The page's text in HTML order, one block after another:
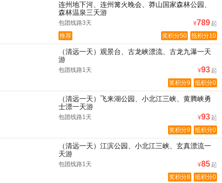
连州地下河、连州篝火晚会、莽山国家森林公园、
森林温泉三天游
包团线路3天 ¥789 起
抵积分10
奖积分50
推荐
（清远一天）观景台、古龙峡漂流、古龙九瀑一天
游
包团线路1天 ¥93 起
抵积分0
奖积分9
（清远一天）飞来湖公园、小北江三峡、黄腾峡勇
士漂一天游
包团线路1天 ¥93 起
抵积分0
奖积分9
（清远一天）江滨公园、小北江三峡、玄真漂流一
天游
包团线路1天 ¥85 起
抵积分0
奖积分8